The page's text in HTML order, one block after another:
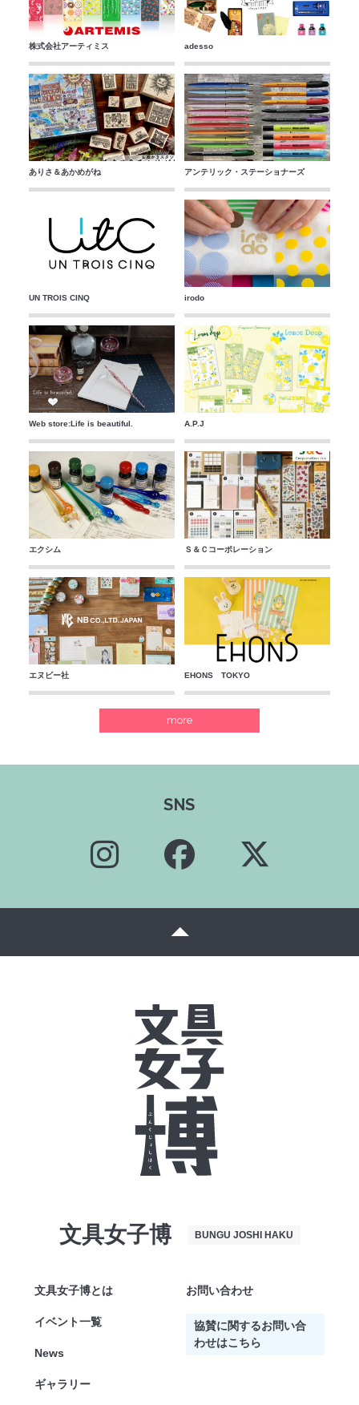
株式会社アーティミス adesso
ありさ＆あかめがね アンテリック・ステーショナーズ
UN TROIS CINQ irodo
Web store:Life is beautiful. A.P.J
エクシム Ｓ＆Ｃコーポレーション
エヌビー社 EHONS TOKYO
more
SNS
文具女子博 BUNGU JOSHI HAKU
文具女子博とは
イベント一覧
News
ギャラリー
お問い合わせ
協賛に関するお問い合
わせはこちら